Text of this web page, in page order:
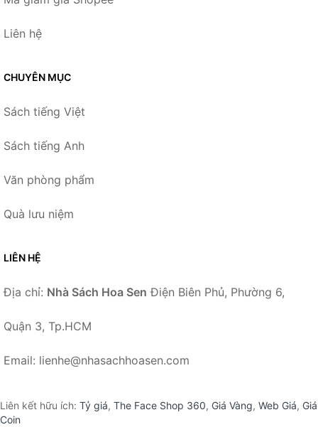
Liên hệ
CHUYÊN MỤC
Sách tiếng Việt
Sách tiếng Anh
Văn phòng phẩm
Quà lưu niệm
LIÊN HỆ
Địa chỉ: Nhà Sách Hoa Sen Điện Biên Phủ, Phường 6,
Quận 3, Tp.HCM
Email: lienhe@nhasachhoasen.com
Liên kết hữu ích: Tỷ giá, The Face Shop 360, Giá Vàng, Web Giá, Giá
Coin